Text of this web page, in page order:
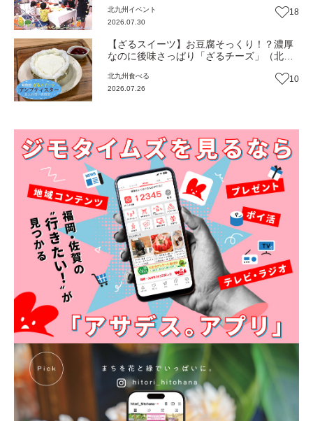
北九州 イベント
2026.07.30
18
【ざるスイーツ】お豆腐そっくり！？濃厚
なのに後味さっぱり「ざるチーズ」（北九
北九州食べる
2026.07.26
10